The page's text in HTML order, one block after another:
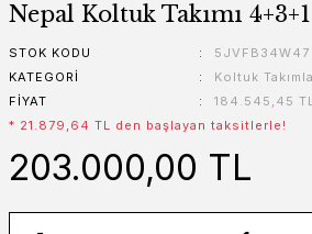
Nepal Koltuk Takımı 4+3+1
STOK KODU
5JVFB34W47
KATEGORI
Koltuk
FIYAT
184.545,45
* 21.879,64 TL den başlayan taksitlerle!
203.000,00 TL